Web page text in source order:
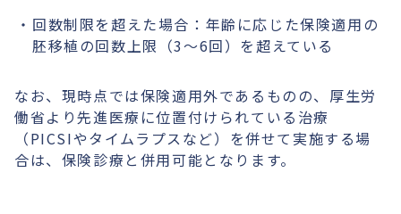
回数制限を超えた場合：年齢に応じた保険適用の
胚移植の回数上限（3〜6回）を超えている
なお、現時点では保険適用外であるものの、厚生労
働省より先進医療に位置付けられている治療
（PICSIやタイムラプスなど）を併せて実施する場
合は、保険診療と併用可能となります。